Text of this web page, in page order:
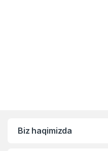
Biz haqimizda